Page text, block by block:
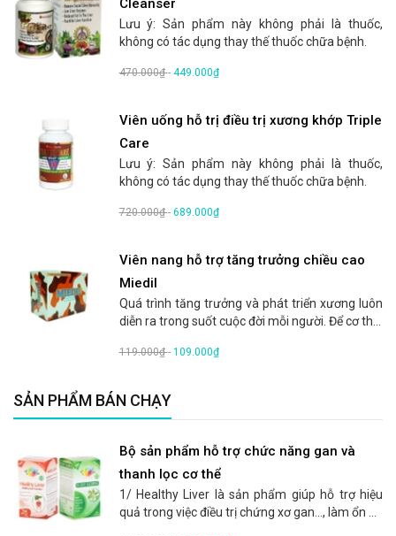
Cleanser
Lưu ý: Sản phẩm này không phải là thuốc,
không có tác dụng thay thế thuốc chữa bệnh.
470.000₫- 449.000₫
Viên uống hỗ trị điều trị xương khớp Triple
Care
Lưu ý: Sản phẩm này không phải là thuốc,
không có tác dụng thay thế thuốc chữa bệnh.
720.000₫- 689.000₫
Viên nang hỗ trợ tăng trưởng chiều cao
Miedil
Quá trình tăng trưởng và phát triển xương luôn
diễn ra trong suốt cuộc đời mỗi người. Để cơ th...
119.000₫- 109.000₫
SẢN PHẨM BÁN CHẠY
Bộ sản phẩm hỗ trợ chức năng gan và
thanh lọc cơ thể
1/ Healthy Liver là sản phẩm giúp hỗ trợ hiệu
quả trong việc điều trị chứng xơ gan..., làm ổn ...